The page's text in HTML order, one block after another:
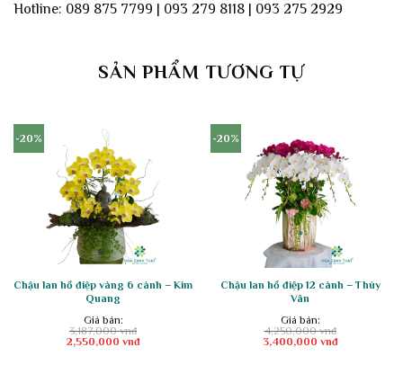
Hotline: 089 875 7799 | 093 279 8118 | 093 275 2929
SẢN PHẨM TƯƠNG TỰ
-20%
Chậu lan hồ điệp vàng 6 cành – Kim
Quang
Giá bán:
3,187,000vnđ
Giá
gốc
2,550,000 vnđ
Giá
hiện
-20%
Chậu lan hồ điệp 12 cành – Thùy
Vân
Giá bán:
4,250,000vnđ
Giá
gốc
3,400,000 vnđ
Giá
hiện